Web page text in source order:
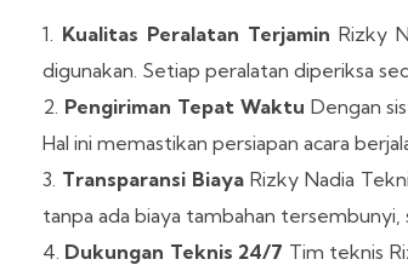
Kualitas Peralatan Terjamin Rizky
digunakan. Setiap peralatan diperiksa
Pengiriman Tepat Waktu Dengan
Hal ini memastikan persiapan acara
Transparansi Biaya Rizky Nadia
tanpa ada biaya tambahan
Dukungan Teknis 24/7 Tim teknis